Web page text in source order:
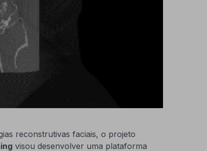
reconstrutivas faciais, o projeto
visou desenvolver uma plataforma